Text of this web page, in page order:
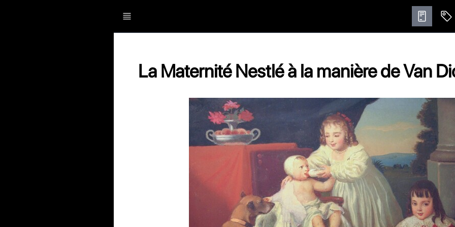
La Maternité Nestlé à la manière de Van